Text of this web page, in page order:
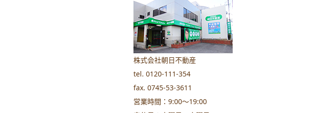
株式会社朝日不動産
tel. 0120-111-354
fax. 0745-53-3611
営業時間：9:00～19:00